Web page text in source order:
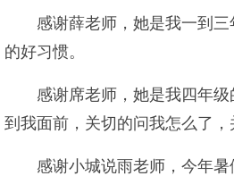
感谢薛老师，她是我一到
的好习惯。
感谢席老师，她是我四年
到我面前，关切的问我怎么了
感谢小城说雨老师，今年